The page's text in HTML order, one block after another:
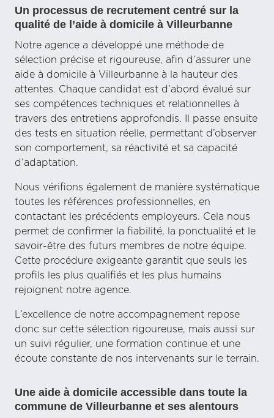
Un processus de recrutement centré sur la
qualité de l’aide à domicile à Villeurbanne
Notre agence a développé une méthode de
sélection précise et rigoureuse, afin d’assurer une
aide à domicile à Villeurbanne à la hauteur des
attentes. Chaque candidat est d’abord évalué sur
ses compétences techniques et relationnelles à
travers des entretiens approfondis. Il passe ensuite
des tests en situation réelle, permettant d’observer
son comportement, sa réactivité et sa capacité
d’adaptation.
Nous vérifions également de manière systématique
toutes les références professionnelles, en
contactant les précédents employeurs. Cela nous
permet de confirmer la fiabilité, la ponctualité et le
savoir-être des futurs membres de notre équipe.
Cette procédure exigeante garantit que seuls les
profils les plus qualifiés et les plus humains
rejoignent notre agence.
L’excellence de notre accompagnement repose
donc sur cette sélection rigoureuse, mais aussi sur
un suivi régulier, une formation continue et une
écoute constante de nos intervenants sur le terrain.
Une aide à domicile accessible dans toute la
commune de Villeurbanne et ses alentours